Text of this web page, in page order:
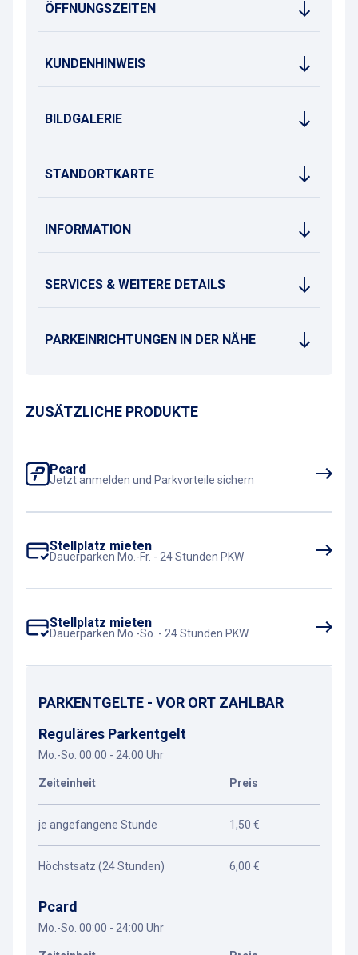
ÖFFNUNGSZEITEN
KUNDENHINWEIS
BILDGALERIE
STANDORTKARTE
INFORMATION
SERVICES & WEITERE DETAILS
PARKEINRICHTUNGEN IN DER NÄHE
ZUSÄTZLICHE PRODUKTE
Pcard
Jetzt anmelden und Parkvorteile sichern
Stellplatz mieten
Dauerparken Mo.-Fr. - 24 Stunden PKW
Stellplatz mieten
Dauerparken Mo.-So. - 24 Stunden PKW
PARKENTGELTE - VOR ORT ZAHLBAR
Reguläres Parkentgelt
Mo.-So. 00:00 - 24:00 Uhr
Zeiteinheit Preis
je angefangene Stunde 1,50 €
Höchstsatz (24 Stunden) 6,00 €
Pcard
Mo.-So. 00:00 - 24:00 Uhr